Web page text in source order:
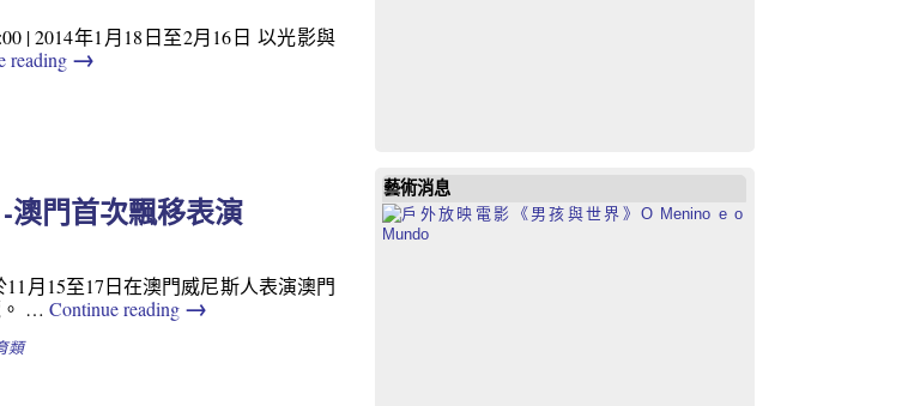
| 2014年1月18日至2月16日 以光影與
reading →
澳門首次飄移表演
月15至17日在澳門威尼斯人表演澳門
。 … Continue reading →
類
藝術消息